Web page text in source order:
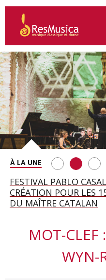
SAINT FRANÇOIS
SOIRÉE IMMENSE
CASTELLUCCI ET
FESTIVAL PABLO
CRÉATION POUR LES
DU MAÎTRE CATALAN
A BAYREUTH, LE 150E
WAGNÉRIEN GÉNÉRÉ
BETSY JOLAS FÊTE
ANNIVERSAIRE
GEORGE BENJAMIN : «
CETTE EXIGENCE DE
MOT-CLEF
WYN-